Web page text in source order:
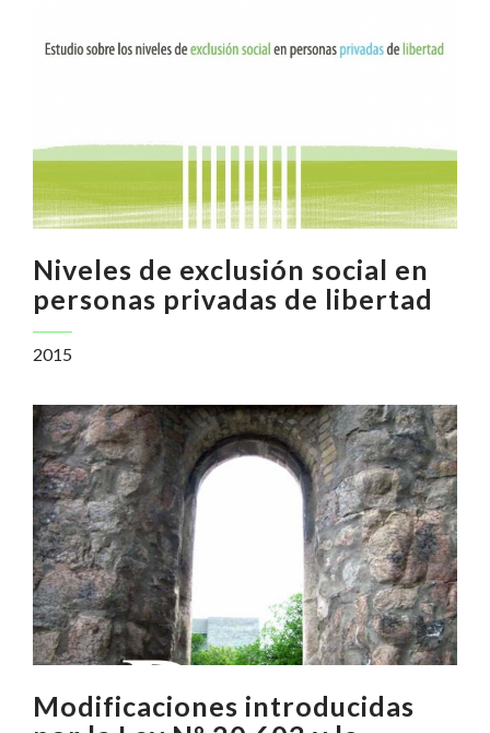
Niveles de exclusión social en
personas privadas de libertad
2015
Modificaciones introducidas